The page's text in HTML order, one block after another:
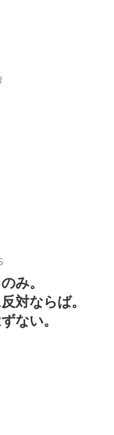
み。
対ならば。
ない。